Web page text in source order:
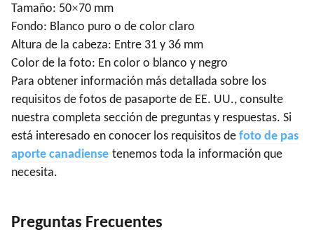
Tamaño: 50×70 mm
Fondo: Blanco puro o de color claro
Altura de la cabeza: Entre 31 y 36 mm
Color de la foto: En color o blanco y negro
Para obtener información más detallada sobre los
requisitos de fotos de pasaporte de EE. UU., consulte
nuestra completa sección de preguntas y respuestas. Si
está interesado en conocer los requisitos de foto de pas
aporte canadiense tenemos toda la información que
necesita.
Preguntas Frecuentes